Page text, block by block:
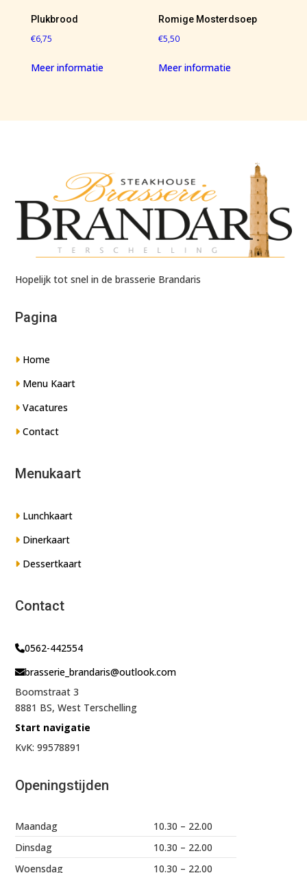
Plukbrood
€6,75
Meer informatie
Romige Mosterdsoep
€5,50
Meer informatie
Hopelijk tot snel in de brasserie Brandaris
Pagina
Home
Menu Kaart
Vacatures
Contact
Menukaart
Lunchkaart
Dinerkaart
Dessertkaart
Contact
0562-442554
brasserie_brandaris@outlook.com
Boomstraat 3
8881 BS, West Terschelling
Start navigatie
KvK: 99578891
Openingstijden
Maandag
10.30 – 22.00
Dinsdag
10.30 – 22.00
Woensdag
10.30 – 22.00